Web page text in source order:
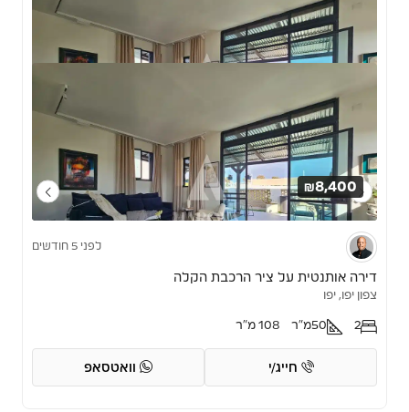
₪8,400
לפני 5 חודשים
דירה אותנטית על ציר הרכבת הקלה
צפון יפו, יפו
2
50מ"ר 108 מ"ר
חייג/י וואטסאפ